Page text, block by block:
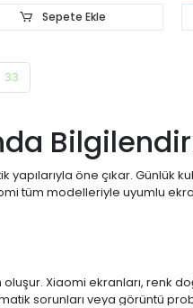
Sepete Ekle
33
öne çıkar. Günlük
tüm modelleriyle uyumlu
Xiaomi ekranları, renk
sorunları veya görüntü